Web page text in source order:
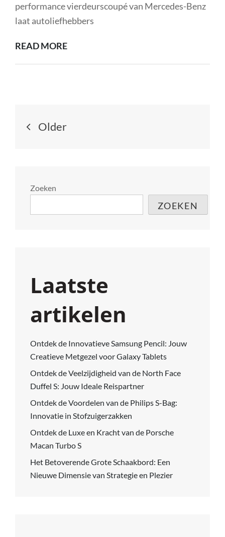
performance vierdeurscoupé van Mercedes-Benz
laat autoliefhebbers
READ MOREONTDEK
Berichtnavigatie
Older
Zoeken
ZOEKEN
Laatste
artikelen
Ontdek de Innovatieve Samsung Pencil: Jouw
Creatieve Metgezel voor Galaxy Tablets
Ontdek de Veelzijdigheid van de North Face
Duffel S: Jouw Ideale Reispartner
Ontdek de Voordelen van de Philips S-Bag:
Innovatie in Stofzuigerzakken
Ontdek de Luxe en Kracht van de Porsche
Macan Turbo S
Het Betoverende Grote Schaakbord: Een
Nieuwe Dimensie van Strategie en Plezier